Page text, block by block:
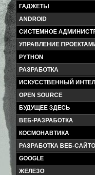
ГАДЖЕТЫ
ANDROID
СИСТЕМНОЕ
УПРАВЛЕНИЕ
PYTHON
РАЗРАБОТКА
ИСКУССТВЕННЫЙ
OPEN SOURCE
БУДУЩЕЕ ЗДЕСЬ
ВЕБ-РАЗРАБОТКА
КОСМОНАВТИКА
РАЗРАБОТКА ВЕБ-
GOOGLE
ЖЕЛЕЗО